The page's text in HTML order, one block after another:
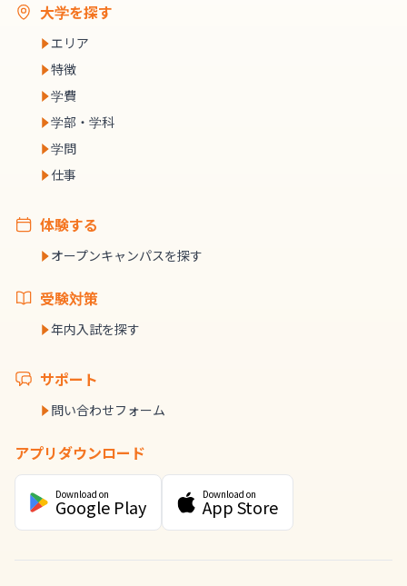
大学を探す
エリア
特徴
学費
学部・学科
学問
仕事
体験する
オープンキャンパスを探す
受験対策
年内入試を探す
サポート
問い合わせフォーム
アプリダウンロード
Download on
Google Play
Download on
App Store